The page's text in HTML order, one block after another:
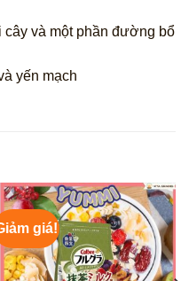
và một phần đường bổ
yến mạch
giá!